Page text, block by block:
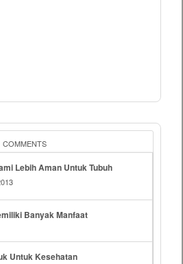
COMMENTS
Lebih Aman Untuk Tubuh
Banyak Manfaat
Untuk Kesehatan